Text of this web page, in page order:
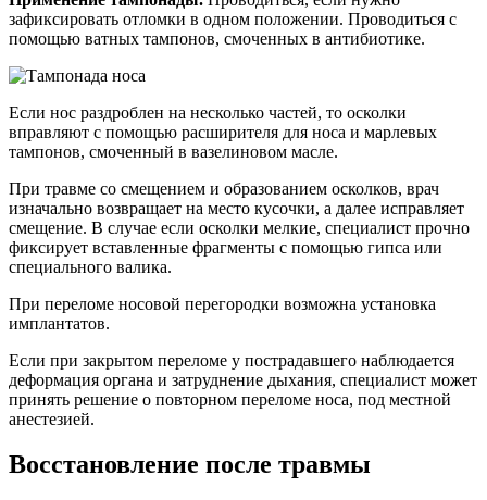
зафиксировать отломки в одном положении. Проводиться с
помощью ватных тампонов, смоченных в антибиотике.
Если нос раздроблен на несколько частей, то осколки
вправляют с помощью расширителя для носа и марлевых
тампонов, смоченный в вазелиновом масле.
При травме со смещением и образованием осколков, врач
изначально возвращает на место кусочки, а далее исправляет
смещение. В случае если осколки мелкие, специалист прочно
фиксирует вставленные фрагменты с помощью гипса или
специального валика.
При переломе носовой перегородки возможна установка
имплантатов.
Если при закрытом переломе у пострадавшего наблюдается
деформация органа и затруднение дыхания, специалист может
принять решение о повторном переломе носа, под местной
анестезией.
Восстановление после травмы